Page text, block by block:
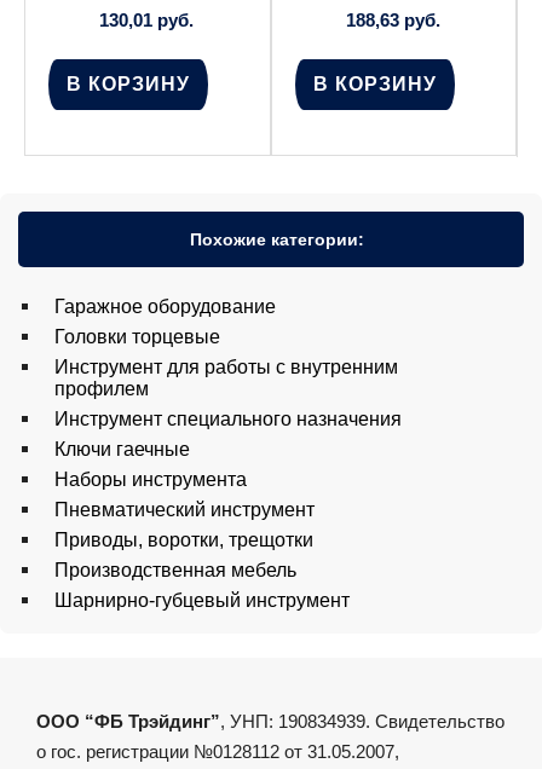
130,01 руб.
В КОРЗИНУ
188,63 руб.
В КОРЗИНУ
Похожие категории:
Гаражное оборудование
Головки торцевые
Инструмент для работы с внутренним
профилем
Инструмент специального назначения
Ключи гаечные
Наборы инструмента
Пневматический инструмент
Приводы, воротки, трещотки
Производственная мебель
Шарнирно-губцевый инструмент
ООО “ФБ Трэйдинг”, УНП: 190834939. Свидетельство
о гос. регистрации №0128112 от 31.05.2007,